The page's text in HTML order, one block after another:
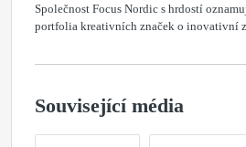
Společnost Focus Nordic s hrdostí
portfolia kreativních značek o inovativní
Související média